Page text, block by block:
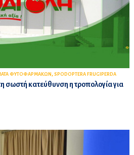
ΦΥΤΟΦΑΡΜΑΚΩΝ , SPODOPTERA FRUGIPERDA
κατεύθυνση η τροπολογία για